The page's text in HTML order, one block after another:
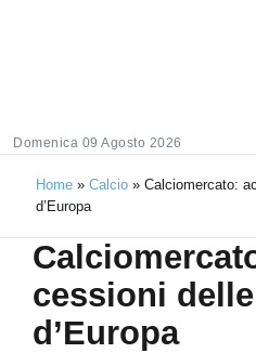
Domenica 09 Agosto 2026
Home » Calcio » Calciomercato:
d’Europa
cessioni
d’Europa